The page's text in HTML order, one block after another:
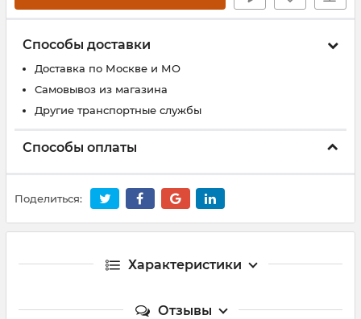
Способы доставки
Доставка по Москве и МО
Самовывоз из магазина
Другие транспортные службы
Способы оплаты
Поделиться:
Характеристики
Отзывы